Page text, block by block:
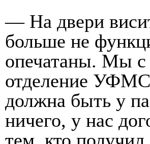
— На двери
больше не
опечатаны. Мы с
отделение
должна быть у
ничего, у нас